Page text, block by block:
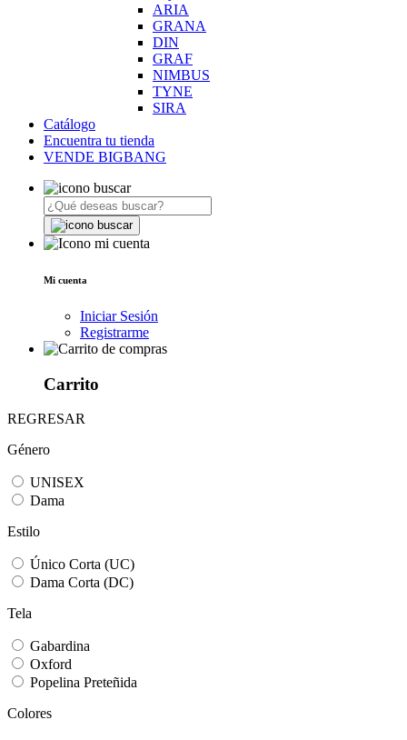
ARIA
GRANA
DIN
GRAF
NIMBUS
TYNE
SIRA
Catálogo
Encuentra tu tienda
VENDE BIGBANG
Mi cuenta
Iniciar Sesión
Registrarme
Carrito
REGRESAR
Género
UNISEX
Dama
Estilo
Único Corta (UC)
Dama Corta (DC)
Tela
Gabardina
Oxford
Popelina Preteñida
Colores